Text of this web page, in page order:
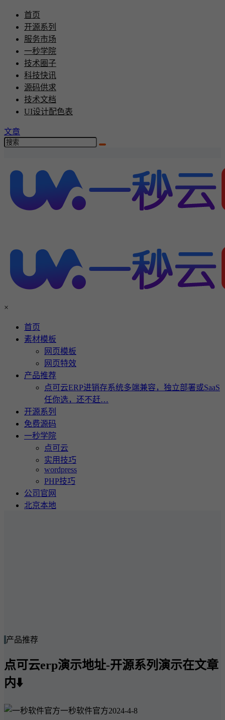
首页
开源系列
服务市场
一秒学院
技术圈子
科技快讯
源码供求
技术文档
UI设计配色表
文章
×
首页
素材模板
网页模板
网页特效
产品推荐
点可云ERP进销存系统多端兼容，独立部署或SaaS
任你选，还不赶…
开源系列
免费源码
一秒学院
点可云
实用技巧
wordpress
PHP技巧
公司官网
北京本地
产品推荐
点可云erp演示地址-开源系列演示在文章
内⬇️
一秒软件官方2024-4-8